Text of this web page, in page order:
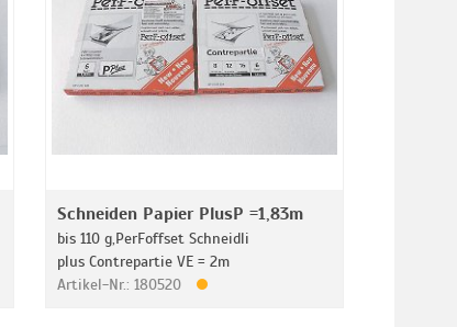
Schneiden Papier PlusP =1,83m
bis 110 g,PerFoffset Schneidli
plus Contrepartie VE = 2m
Artikel-Nr.: 180520